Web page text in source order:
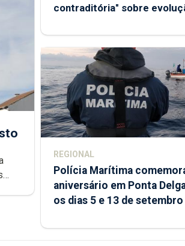
contraditória" sobre
REGIONAL
Polícia Marítima
aniversário em Ponta
os dias 5 e 13 de setembro